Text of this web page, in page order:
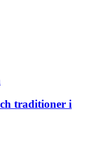
traditioner i